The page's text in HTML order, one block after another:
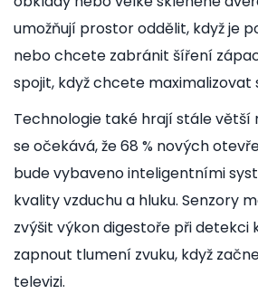
umožňují prostor oddělit, když je
nebo chcete zabránit šíření
spojit, když chcete
Technologie také hrají stále větší
se očekává, že 68 % nových
bude vybaveno inteligentními
kvality vzduchu a hluku. Senzory
zvýšit výkon digestoře při detekci
zapnout tlumení zvuku, když
televizi.